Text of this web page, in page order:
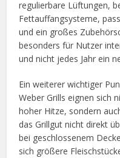
regulierbare Lüftungen,
Fettauffangsysteme,
und ein großes
besonders für Nutzer
und nicht jedes Jahr ein
Ein weiterer wichtiger
Weber Grills eignen sich
hoher Hitze, sondern
das Grillgut nicht direkt
bei geschlossenem
sich größere